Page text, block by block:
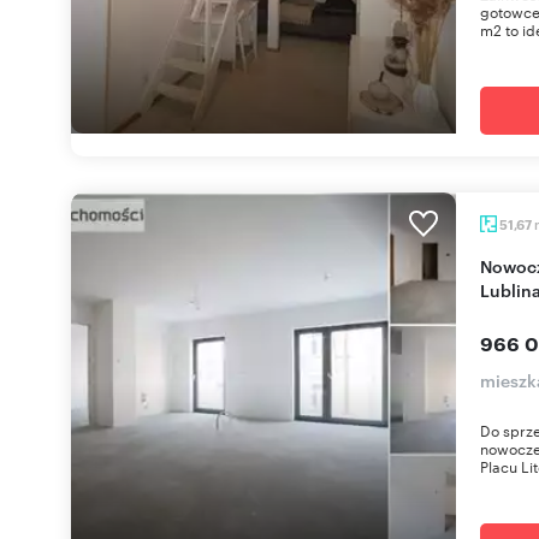
m2 to
51,67
Nowoczesne 2-pokojowe mieszkanie w centrum
966
Do
Placu